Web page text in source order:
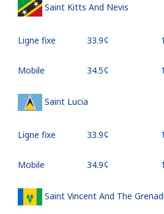
Saint Kitts And Nevis
Ligne fixe ⁦33.9¢⁩
Mobile ⁦34.5¢⁩
Saint Lucia
Ligne fixe ⁦33.9¢⁩
Mobile ⁦34.9¢⁩
Saint Vincent And The